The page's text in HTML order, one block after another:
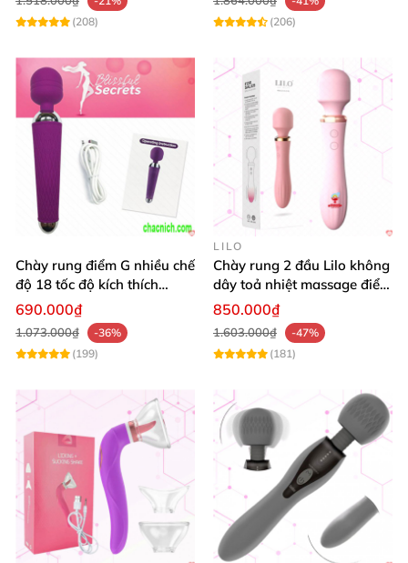
(208)
(206)
Chày rung điểm G nhiều chế
độ 18 tốc độ kích thích
mạnh mẽ Wand Powerful
690.000₫
1.073.000₫
-36%
(199)
LILO
Chày rung 2 đầu Lilo không
dây toả nhiệt massage điểm
G siêu mạnh
850.000₫
1.603.000₫
-47%
(181)